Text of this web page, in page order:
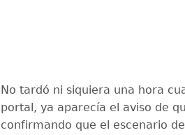
No tardó ni siquiera una hora
portal, ya aparecía el aviso de
confirmando que el escenario